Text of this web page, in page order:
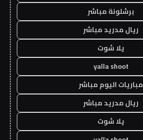
برشلونة مباشر
ريال مدريد مباشر
يلا شوت
yalla shoot
مباريات اليوم مباشر
ريال مدريد مباشر
يلا شوت